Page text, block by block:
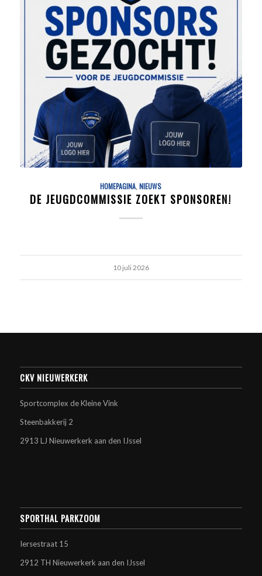
HOMEPAGINA,NIEUWS
DE JEUGDCOMMISSIE ZOEKT SPONSOREN!
10 juli 2026
CKV NIEUWERKERK
Sportcomplex de Kleine Vink
Steenbakkerij 2
2913 LJ Nieuwerkerk aan den IJssel
SPORTHAL PARKZOOM
Iersestraat 15
2912 TH Nieuwerkerk aan den IJssel